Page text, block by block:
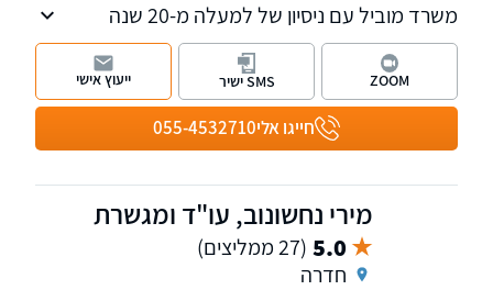
משרד מוביל עם ניסיון של למעלה מ-20 שנה
בתחום הסדרת מעמד ואזרחות בישראל,הליך
מדורג לבני זוג, הגירה לישראל ,ויזות כניסה ועבודה
בישראל ובעניינים הומניטריים, הגשת ערעורים
לבית הדין לעררים ועתירות מנהליות בתחום.
כמו כן, המשרד עוסק בתחום הנזיקין, תאונות
חייגו אלי055-4532710
ZOOM SMS ישיר ייעוץ אישי
מירי נחשונוב, עו"ד ומגשרת
5.0 (27 ממליצים)
חדרה